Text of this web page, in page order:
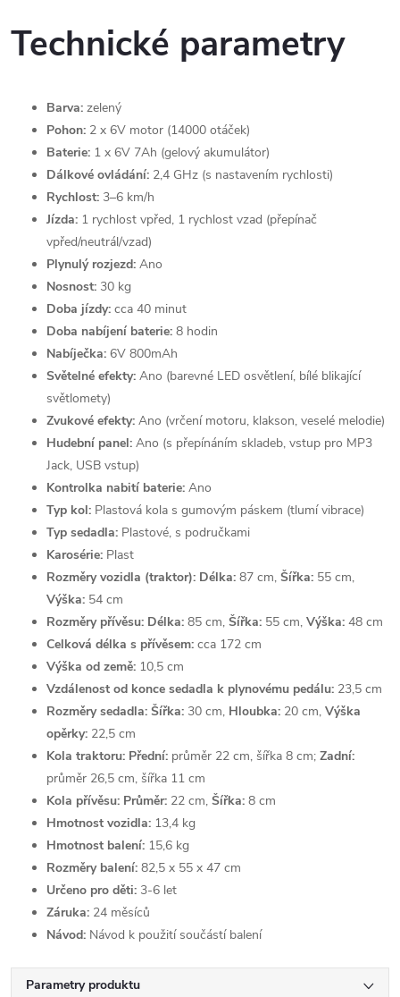
Technické parametry
Barva: zelený
Pohon: 2 x 6V motor (14000 otáček)
Baterie: 1 x 6V 7Ah (gelový akumulátor)
Dálkové ovládání: 2,4 GHz (s nastavením rychlosti)
Rychlost: 3–6 km/h
Jízda: 1 rychlost vpřed, 1 rychlost vzad (přepínač
vpřed/neutrál/vzad)
Plynulý rozjezd: Ano
Nosnost: 30 kg
Doba jízdy: cca 40 minut
Doba nabíjení baterie: 8 hodin
Nabíječka: 6V 800mAh
Světelné efekty: Ano (barevné LED osvětlení, bílé blikající
světlomety)
Zvukové efekty: Ano (vrčení motoru, klakson, veselé melodie)
Hudební panel: Ano (s přepínáním skladeb, vstup pro MP3
Jack, USB vstup)
Kontrolka nabití baterie: Ano
Typ kol: Plastová kola s gumovým páskem (tlumí vibrace)
Typ sedadla: Plastové, s područkami
Karosérie: Plast
Rozměry vozidla (traktor): Délka: 87 cm, Šířka: 55 cm,
Výška: 54 cm
Rozměry přívěsu: Délka: 85 cm, Šířka: 55 cm, Výška: 48 cm
Celková délka s přívěsem: cca 172 cm
Výška od země: 10,5 cm
Vzdálenost od konce sedadla k plynovému pedálu: 23,5 cm
Rozměry sedadla: Šířka: 30 cm, Hloubka: 20 cm, Výška
opěrky: 22,5 cm
Kola traktoru: Přední: průměr 22 cm, šířka 8 cm; Zadní:
průměr 26,5 cm, šířka 11 cm
Kola přívěsu: Průměr: 22 cm, Šířka: 8 cm
Hmotnost vozidla: 13,4 kg
Hmotnost balení: 15,6 kg
Rozměry balení: 82,5 x 55 x 47 cm
Určeno pro děti: 3-6 let
Záruka: 24 měsíců
Návod: Návod k použití součástí balení
Parametry produktu